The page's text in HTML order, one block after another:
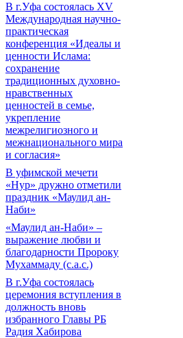
В г.Уфа состоялась XV
Международная научно-
практическая
конференция «Идеалы и
ценности Ислама:
сохранение
традиционных духовно-
нравственных
ценностей в семье,
укрепление
межрелигиозного и
межнационального мира
и согласия»
В уфимской мечети
«Нур» дружно отметили
праздник «Маулид ан-
Наби»
«Маулид ан-Наби» –
выражение любви и
благодарности Пророку
Мухаммаду (с.а.с.)
В г.Уфа состоялась
церемония вступления в
должность вновь
избранного Главы РБ
Радия Хабирова